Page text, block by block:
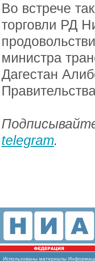
Во встрече
торговли РД
министра
Дагестан
telegram.
Использованы материалы